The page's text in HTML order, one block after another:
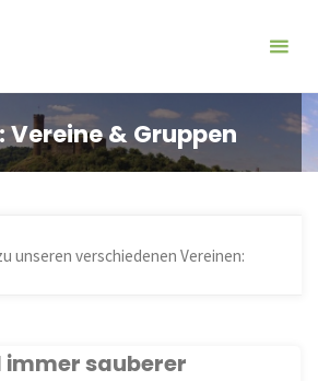
Vereine & Gruppen
unseren verschiedenen Vereinen:
immer sauberer